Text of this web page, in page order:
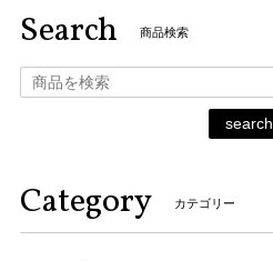
Search 商品検索
search
Category カテゴリー